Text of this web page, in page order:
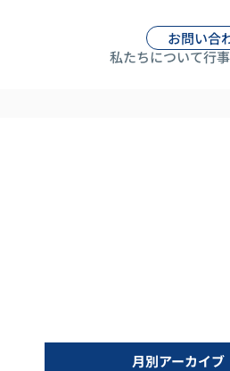
お問い合
私たちについて行
月別アーカイブ